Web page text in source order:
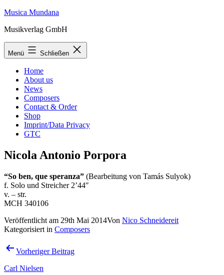
Zum
springen
Musica Mundana
Musikverlag GmbH
Menü Schließen
Home
About us
News
Composers
Contact & Order
Shop
Imprint/Data Privacy
GTC
Nicola Antonio Porpora
“So ben, que speranza” (Bearbeitung von Tamás Sulyok)
f. Solo und Streicher 2’44″
v. – str.
MCH 340106
Veröffentlicht am 29th Mai 2014Von Nico Schneidereit
Kategorisiert in Composers
Beitrags-
Vorheriger Beitrag
Carl Nielsen